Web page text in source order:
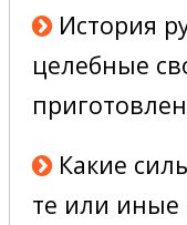
История
целебные
Какие
те или иные